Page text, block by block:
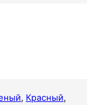
, Красный,